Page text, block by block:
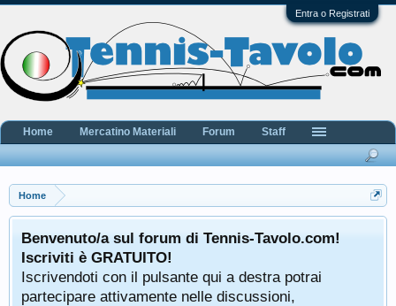
Entra o Registrati
Home
Benvenuto/a sul forum di Tennis-Tavolo.com!
Iscriviti è GRATUITO!
Iscrivendoti con il pulsante qui a destra potrai
partecipare attivamente nelle discussioni,
Home Mercatino Materiali Forum Staff